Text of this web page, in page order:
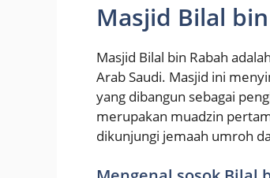
Masjid Bilal
Masjid Bilal bin Rabah
Arab Saudi. Masjid ini
yang dibangun sebagai
merupakan muadzin
dikunjungi jemaah umroh